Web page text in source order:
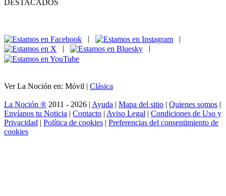
DESTACADOS
|
|
|
|
Ver La Noción en: Móvil | Clásica
La Noción ® 2011 - 2026 | Ayuda | Mapa del sitio | Quienes somos |
Envíanos tu Noticia | Contacto | Aviso Legal | Condiciones de Uso y
Privacidad | Política de cookies | Preferencias del consentimiento de
cookies